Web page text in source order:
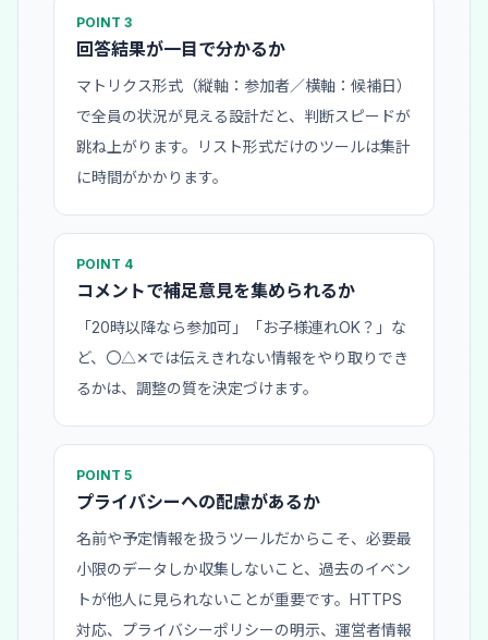
POINT 3
回答結果が一目で分かるか
マトリクス形式（縦軸：参加者／横軸：候補日）
で全員の状況が見える設計だと、判断スピードが
跳ね上がります。リスト形式だけのツールは集計
に時間がかかります。
POINT 4
コメントで補足意見を集められるか
「20時以降なら参加可」「お子様連れOK？」な
ど、〇△✕では伝えきれない情報をやり取りでき
るかは、調整の質を決定づけます。
POINT 5
プライバシーへの配慮があるか
名前や予定情報を扱うツールだからこそ、必要最
小限のデータしか収集しないこと、過去のイベン
トが他人に見られないことが重要です。HTTPS
対応、プライバシーポリシーの明示、運営者情報